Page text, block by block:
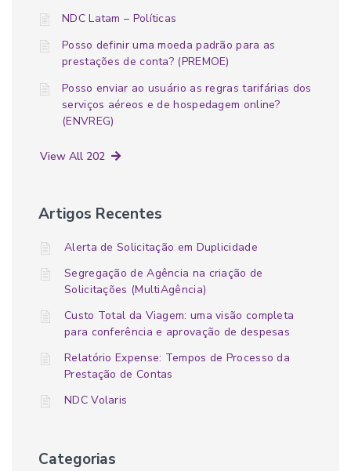
NDC Latam – Políticas
Posso definir uma moeda padrão para as
prestações de conta? (PREMOE)
Posso enviar ao usuário as regras tarifárias dos
serviços aéreos e de hospedagem online?
(ENVREG)
View All 202
Artigos Recentes
Alerta de Solicitação em Duplicidade
Segregação de Agência na criação de
Solicitações (MultiAgência)
Custo Total da Viagem: uma visão completa
para conferência e aprovação de despesas
Relatório Expense: Tempos de Processo da
Prestação de Contas
NDC Volaris
Categorias